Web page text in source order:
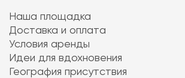
Наша площадка
Доставка и оплата
Условия аренды
Идеи для вдохновения
География присутствия